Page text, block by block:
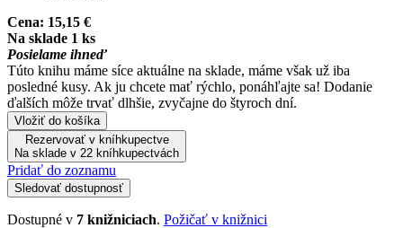
Cena: 15,15 €
Na sklade 1 ks
Posielame ihneď
Túto knihu máme síce aktuálne na sklade, máme však už iba
posledné kusy. Ak ju chcete mať rýchlo, ponáhľajte sa! Dodanie
ďalších môže trvať dlhšie, zvyčajne do štyroch dní.
Vložiť do košíka
Rezervovať v kníhkupectve
Na sklade v 22 kníhkupectvách
Pridať do zoznamu
Sledovať dostupnosť
Dostupné v 7 knižniciach. Požičať v knižnici